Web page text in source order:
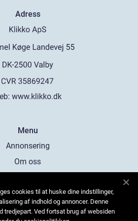
Adress
www.klikko.dk
Menu
Annonsering
Om oss
Kontakta oss
Sitemap
cookies til at huske dine indstillinger,
af indhold og annoncer. Denne
tredjepart. Ved fortsat brug af websiden